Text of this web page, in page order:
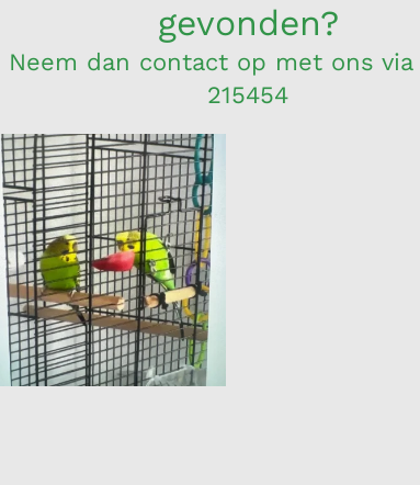
gevonden?
Neem dan contact op met ons via
215454
Naam: Navruz
Vergroot